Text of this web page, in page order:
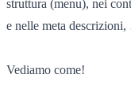
struttura (menu), nei
e nelle meta
Vediamo come!